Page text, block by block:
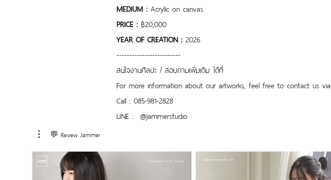
MEDIUM : Acrylic on canvas
PRICE : ฿20,000
YEAR OF CREATION : 2026
-------------------------
สนใจงานศิลปะ / สอบถามเพิ่มเติม ได้ที่
For more information about our artworks, feel free to contact us via
Call : 085-981-2828
LINE :  @jammerstudio
💬 Review Jammer